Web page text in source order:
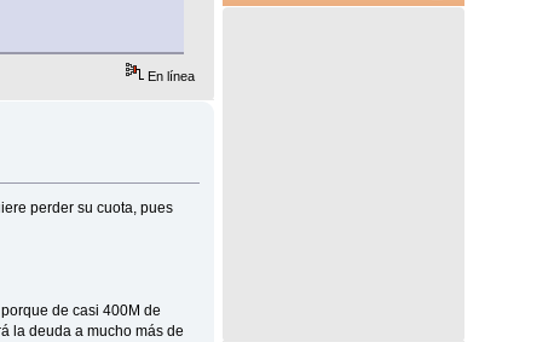
En línea
perder su cuota, pues
de casi 400M de
la deuda a mucho más de